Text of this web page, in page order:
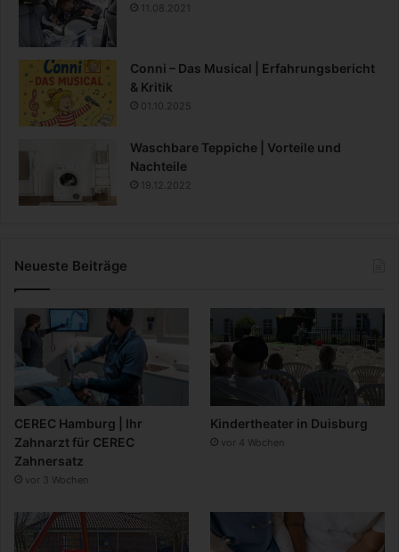
11.08.2021
Conni – Das Musical | Erfahrungsbericht
& Kritik
01.10.2025
Waschbare Teppiche | Vorteile und
Nachteile
19.12.2022
Neueste Beiträge
CEREC Hamburg | Ihr
Zahnarzt für CEREC
Zahnersatz
vor 3 Wochen
Kindertheater in Duisburg
vor 4 Wochen